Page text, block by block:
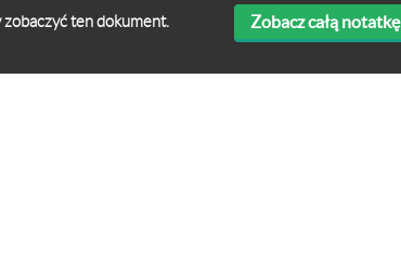
ten dokument. Zobacz całą notatkę